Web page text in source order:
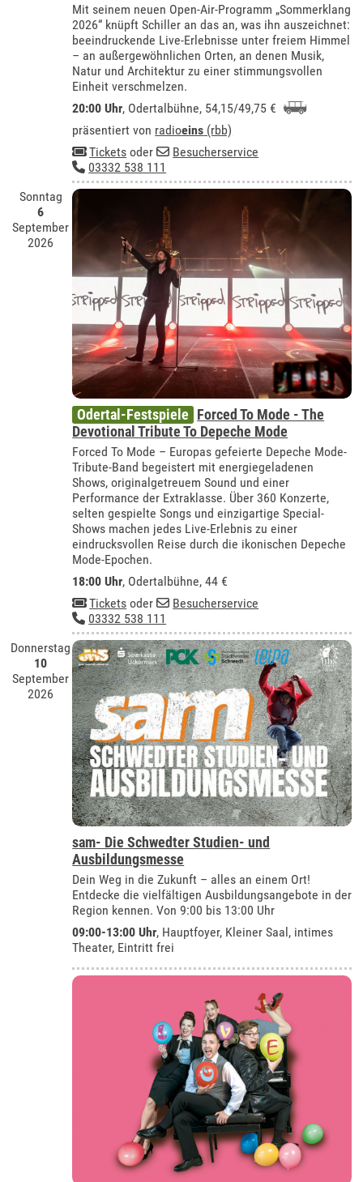
Mit seinem neuen Open-Air-Programm „Sommerklang
2026“ knüpft Schiller an das an, was ihn auszeichnet:
beeindruckende Live-Erlebnisse unter freiem Himmel
– an außergewöhnlichen Orten, an denen Musik,
Natur und Architektur zu einer stimmungsvollen
Einheit verschmelzen.
20:00 Uhr, Odertalbühne, 54,15/49,75 €
präsentiert von radioeins (rbb)
Tickets oder
Besucherservice
03332 538 111
Sonntag
6
September
2026
Odertal-Festspiele Forced To Mode - The
Devotional Tribute To Depeche Mode
Forced To Mode – Europas gefeierte Depeche Mode-
Tribute-Band begeistert mit energiegeladenen
Shows, originalgetreuem Sound und einer
Performance der Extraklasse. Über 360 Konzerte,
selten gespielte Songs und einzigartige Special-
Shows machen jedes Live-Erlebnis zu einer
eindrucksvollen Reise durch die ikonischen Depeche
Mode-Epochen.
18:00 Uhr, Odertalbühne, 44 €
Tickets oder
Besucherservice
03332 538 111
Donnerstag
10
September
2026
sam- Die Schwedter Studien- und
Ausbildungsmesse
Dein Weg in die Zukunft – alles an einem Ort!
Entdecke die vielfältigen Ausbildungsangebote in der
Region kennen. Von 9:00 bis 13:00 Uhr
09:00-13:00 Uhr, Hauptfoyer, Kleiner Saal, intimes
Theater, Eintritt frei